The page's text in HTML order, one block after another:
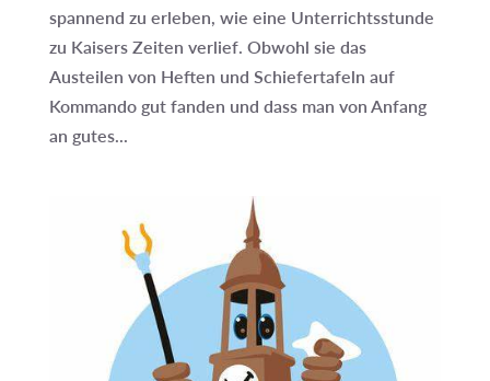
spannend zu erleben, wie eine Unterrichtsstunde
zu Kaisers Zeiten verlief. Obwohl sie das
Austeilen von Heften und Schiefertafeln auf
Kommando gut fanden und dass man von Anfang
an gutes...